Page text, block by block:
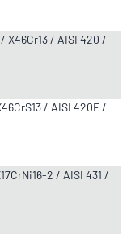
X46Cr13 / AISI 420 /
/ AISI 420F /
2 / AISI 431 /